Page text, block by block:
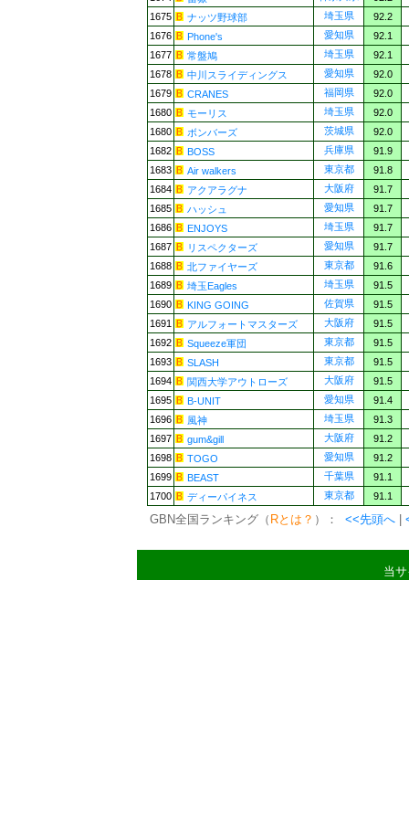
1675
ナッツ野球部 埼玉県
92.2
1676
Phone's 愛知県
92.1
1677
常盤鳩 埼玉県
92.1
1678
中川スライディングス 愛知県
92.0
1679
CRANES 福岡県
92.0
1680
モーリス 埼玉県
92.0
1680
ボンバーズ 茨城県
92.0
1682
BOSS 兵庫県
91.9
1683
Air walkers 東京都
91.8
1684
アクアラグナ 大阪府
91.7
1685
ハッシュ 愛知県
91.7
1686
ENJOYS 埼玉県
91.7
1687
リスペクターズ 愛知県
91.7
1688
北ファイヤーズ 東京都
91.6
1689
埼玉Eagles 埼玉県
91.5
1690
KING GOING 佐賀県
91.5
1691
アルフォートマスターズ 大阪府
91.5
1692
Squeeze軍団 東京都
91.5
1693
SLASH 東京都
91.5
1694
関西大学アウトローズ 大阪府
91.5
1695
B-UNIT 愛知県
91.4
1696
風神 埼玉県
91.3
1697
gum&gill 大阪府
91.2
1698
TOGO 愛知県
91.2
1699
BEAST 千葉県
91.1
1700
ディーパイネス 東京都 91.1
GBN全国ランキング（ Rとは？ ）： <<先頭へ
当